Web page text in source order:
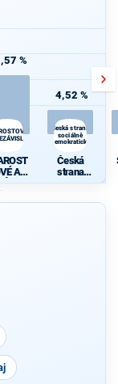
%
A
4,52 %
Česká strana
sociálně
demokratická
Česká
strana
sociálně
cká